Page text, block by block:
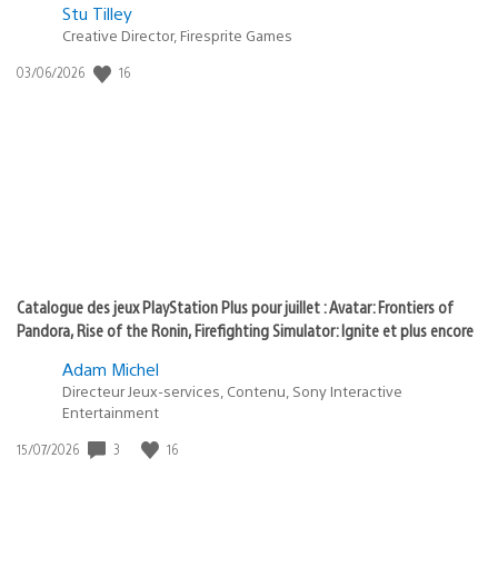
Postée
:
Stu Tilley
Creative Director, Firesprite Games
Date
03/06/2026 16
Catalogue des jeux PlayStation Plus pour juillet : Avatar: Frontiers of
Pandora, Rise of the Ronin, Firefighting Simulator: Ignite et plus encore
Adam Michel
Directeur Jeux-services, Contenu, Sony Interactive
Entertainment
Date
15/07/2026 3 16